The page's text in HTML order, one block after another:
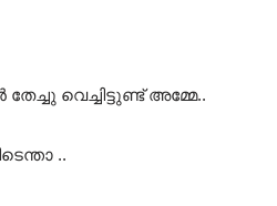
വെച്ചിട്ടുണ്ട് അമ്മേ..
..